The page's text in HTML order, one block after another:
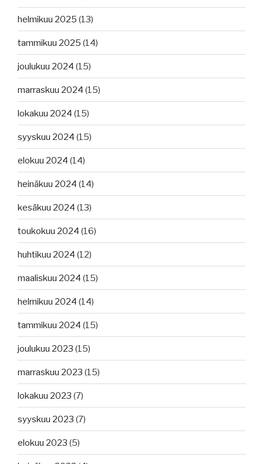
helmikuu 2025 (13)
tammikuu 2025 (14)
joulukuu 2024 (15)
marraskuu 2024 (15)
lokakuu 2024 (15)
syyskuu 2024 (15)
elokuu 2024 (14)
heinäkuu 2024 (14)
kesäkuu 2024 (13)
toukokuu 2024 (16)
huhtikuu 2024 (12)
maaliskuu 2024 (15)
helmikuu 2024 (14)
tammikuu 2024 (15)
joulukuu 2023 (15)
marraskuu 2023 (15)
lokakuu 2023 (7)
syyskuu 2023 (7)
elokuu 2023 (5)